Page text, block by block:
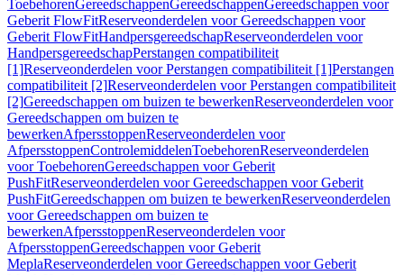
ToebehorenGereedschappenGereedschappenGereedschappen voor
Geberit FlowFitReserveonderdelen voor Gereedschappen voor
Geberit FlowFitHandpersgereedschapReserveonderdelen voor
HandpersgereedschapPerstangen compatibiliteit
[1]Reserveonderdelen voor Perstangen compatibiliteit [1]Perstangen
compatibiliteit [2]Reserveonderdelen voor Perstangen compatibiliteit
[2]Gereedschappen om buizen te bewerkenReserveonderdelen voor
Gereedschappen om buizen te
bewerkenAfpersstoppenReserveonderdelen voor
AfpersstoppenControlemiddelenToebehorenReserveonderdelen
voor ToebehorenGereedschappen voor Geberit
PushFitReserveonderdelen voor Gereedschappen voor Geberit
PushFitGereedschappen om buizen te bewerkenReserveonderdelen
voor Gereedschappen om buizen te
bewerkenAfpersstoppenReserveonderdelen voor
AfpersstoppenGereedschappen voor Geberit
MeplaReserveonderdelen voor Gereedschappen voor Geberit